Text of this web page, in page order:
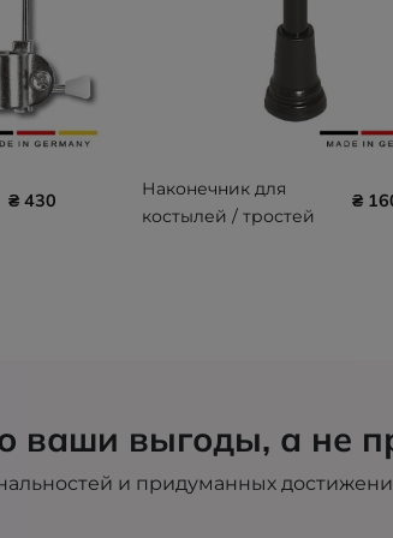
₴ 430
Наконечник для
костылей / тростей
₴
ваши выгоды, а не
и придуманных